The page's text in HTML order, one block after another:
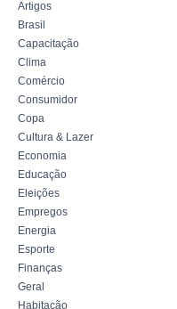
Artigos
Brasil
Capacitação
Clima
Comércio
Consumidor
Copa
Cultura & Lazer
Economia
Educação
Eleições
Empregos
Energia
Esporte
Finanças
Geral
Habitação